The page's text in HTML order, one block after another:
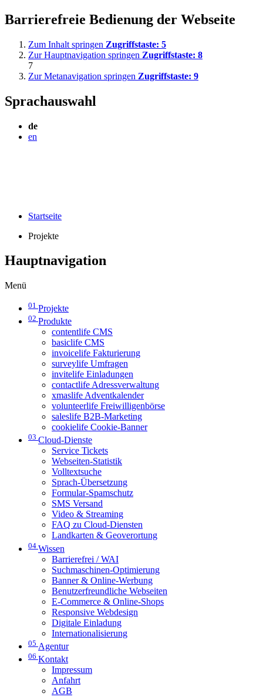
Barrierefreie Bedienung der Webseite
Zum Inhalt springen Zugriffstaste: 5
Zur Hauptnavigation springen Zugriffstaste: 8
7
Zur Metanavigation springen Zugriffstaste: 9
Sprachauswahl
de
en
Startseite
Projekte
Hauptnavigation
Menü
01 Projekte
02 Produkte
contentlife CMS
basiclife CMS
invoicelife Fakturierung
surveylife Umfragen
invitelife Einladungen
contactlife Adressverwaltung
xmaslife Adventkalender
volunteerlife Freiwilligenbörse
saleslife B2B-Marketing
cookielife Cookie-Banner
03 Cloud-Dienste
Service Tickets
Webseiten-Statistik
Volltextsuche
Sprach-Übersetzung
Formular-Spamschutz
SMS Versand
Video & Streaming
FAQ zu Cloud-Diensten
Landkarten & Geoverortung
04 Wissen
Barrierefrei / WAI
Suchmaschinen-Optimierung
Banner & Online-Werbung
Benutzerfreundliche Webseiten
E-Commerce & Online-Shops
Responsive Webdesign
Digitale Einladung
Internationalisierung
05 Agentur
06 Kontakt
Impressum
Anfahrt
AGB